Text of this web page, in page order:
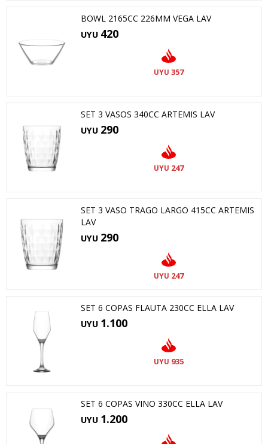
BOWL 2165CC 226MM VEGA LAV
UYU 420
UYU 357
SET 3 VASOS 340CC ARTEMIS LAV
UYU 290
UYU 247
SET 3 VASO TRAGO LARGO 415CC ARTEMIS
LAV
UYU 290
UYU 247
SET 6 COPAS FLAUTA 230CC ELLA LAV
UYU 1.100
UYU 935
SET 6 COPAS VINO 330CC ELLA LAV
UYU 1.200